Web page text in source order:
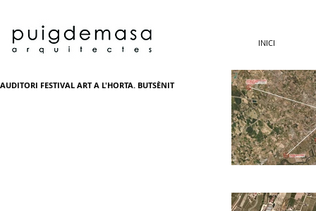
INICI
AUDITORI FESTIVAL ART A L'HORTA. BUTSÈNIT